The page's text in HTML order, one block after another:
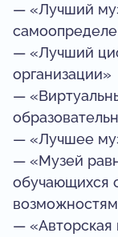
— «Лучший
— «Лучший
организации»
—
— «Лучшее
— «Музей
обучающихся
— «Авторская